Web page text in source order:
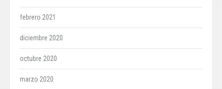
febrero 2021
diciembre 2020
octubre 2020
marzo 2020